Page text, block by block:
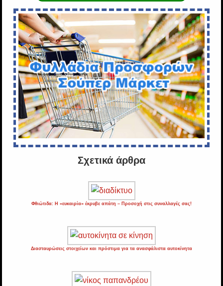
Σχετικά άρθρα
Φθιώτιδα: Η «ευκαιρία» έκρυβε απάτη – Προσοχή στις συναλλαγές σας!
Διασταυρώσεις στοιχείων και πρόστιμα για τα ανασφάλιστα αυτοκίνητα